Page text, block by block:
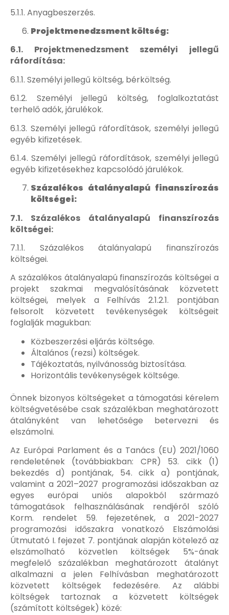
5.1.1. Anyagbeszerzés.
Projektmenedzsment költség:
6.1. Projektmenedzsment személyi jellegű
ráfordítása:
6.1.1. Személyi jellegű költség, bérköltség.
6.1.2. Személyi jellegű költség, foglalkoztatást
terhelő adók, járulékok.
6.1.3. Személyi jellegű ráfordítások, személyi jellegű
egyéb kifizetések.
6.1.4. Személyi jellegű ráfordítások, személyi jellegű
egyéb kifizetésekhez kapcsolódó járulékok.
Százalékos átalányalapú finanszírozás
költségei:
7.1. Százalékos átalányalapú finanszírozás
költségei:
7.1.1. Százalékos átalányalapú finanszírozás
költségei.
A százalékos átalányalapú finanszírozás költségei a
projekt szakmai megvalósításának közvetett
költségei, melyek a Felhívás 2.1.2.1. pontjában
felsorolt közvetett tevékenységek költségeit
foglalják magukban:
Közbeszerzési eljárás költsége.
Általános (rezsi) költségek.
Tájékoztatás, nyilvánosság biztosítása.
Horizontális tevékenységek költsége.
Önnek bizonyos költségeket a támogatási kérelem
költségvetésébe csak százalékban meghatározott
átalányként van lehetősége betervezni és
elszámolni.
Az Európai Parlament és a Tanács (EU) 2021/1060
rendeletének (továbbiakban: CPR) 53. cikk (1)
bekezdés d) pontjának, 54. cikk a) pontjának,
valamint a 2021–2027 programozási időszakban az
egyes európai uniós alapokból származó
támogatások felhasználásának rendjéről szóló
Korm. rendelet 59. fejezetének, a 2021-2027
programozási időszakra vonatkozó Elszámolási
Útmutató I. fejezet 7. pontjának alapján kötelező az
elszámolható közvetlen költségek 5%-ának
megfelelő százalékban meghatározott átalányt
alkalmazni a jelen Felhívásban meghatározott
közvetett költségek fedezésére. Az alábbi
költségek tartoznak a közvetett költségek
(számított költségek) közé: